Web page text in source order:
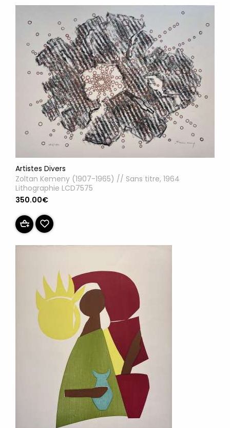
Artistes Divers
Zoltan Kemeny (1907-1965) // Sans titre, 1964
Lithographie LCD7575
350.00€